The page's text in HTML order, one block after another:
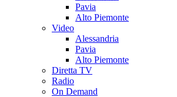
Pavia
Alto Piemonte
Video
Alessandria
Pavia
Alto Piemonte
Diretta TV
Radio
On Demand